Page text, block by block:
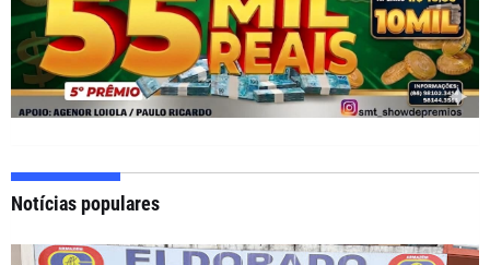
Notícias populares